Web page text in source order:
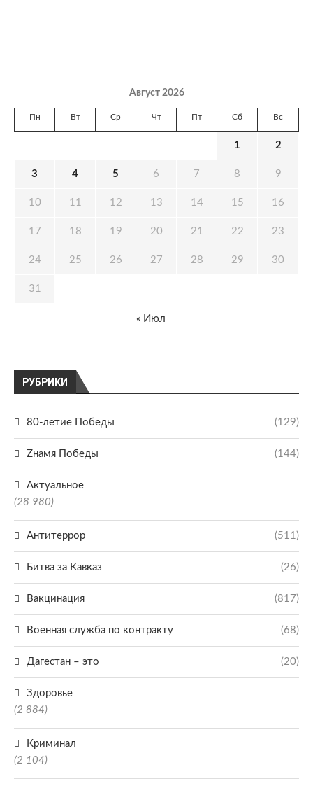
РУБРИКИ
80-летие Победы (129)
Zнамя Победы (144)
Актуальное
(28 980)
Антитеррор (511)
Битва за Кавказ (26)
Вакцинация (817)
Военная служба по контракту (68)
Дагестан – это (20)
Здоровье
(2 884)
Криминал
(2 104)
Август 2026
Пн Вт Ср Чт Пт Сб Вс
1 2
3 4 5 6 7 8 9
10 11 12 13 14 15 16
17 18 19 20 21 22 23
24 25 26 27 28 29 30
31
« Июл